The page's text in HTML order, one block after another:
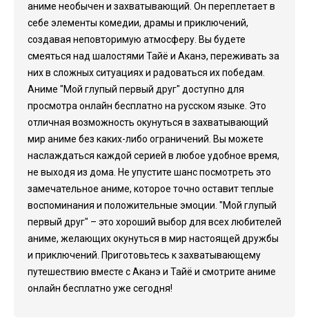
аниме необычен и захватывающий. Он переплетает в
себе элементы комедии, драмы и приключений,
создавая неповторимую атмосферу. Вы будете
смеяться над шалостями Тайё и Аканэ, переживать за
них в сложных ситуациях и радоваться их победам.
Аниме "Мой глупый первый друг" доступно для
просмотра онлайн бесплатно на русском языке. Это
отличная возможность окунуться в захватывающий
мир аниме без каких-либо ограничений. Вы можете
наслаждаться каждой серией в любое удобное время,
не выходя из дома. Не упустите шанс посмотреть это
замечательное аниме, которое точно оставит теплые
воспоминания и положительные эмоции. "Мой глупый
первый друг" – это хороший выбор для всех любителей
аниме, желающих окунуться в мир настоящей дружбы
и приключений. Приготовьтесь к захватывающему
путешествию вместе с Аканэ и Тайё и смотрите аниме
онлайн бесплатно уже сегодня!